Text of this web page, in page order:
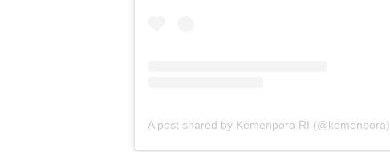
A post shared by Kemenpora RI (@kemenpora)